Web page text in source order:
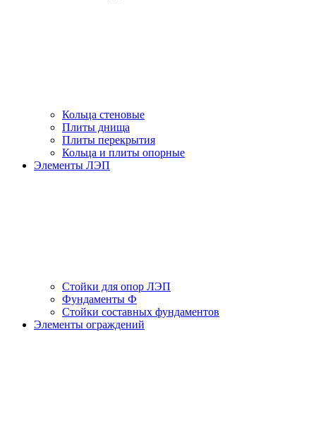
Кольца стеновые
Плиты днища
Плиты перекрытия
Кольца и плиты опорные
Элементы ЛЭП
Стойки для опор ЛЭП
Фундаменты Ф
Стойки составных фундаментов
Элементы ограждений